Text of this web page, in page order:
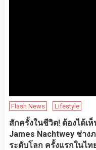
Flash News Lifestyle
สักครั้งในชีวิต! ต้องได้เ
James Nachtwey ช่า
ระดับโลก ครั้งแรกในไท